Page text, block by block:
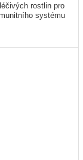
rostlin pro
systému